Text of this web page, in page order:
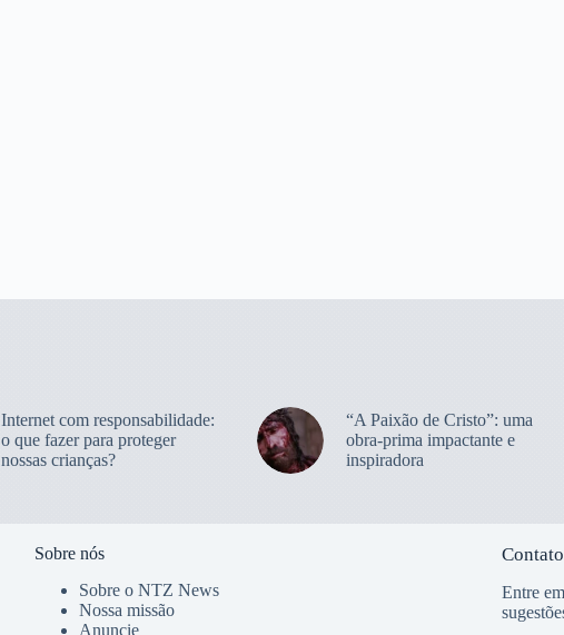
Internet com responsabilidade:
o que fazer para proteger
nossas crianças?
“A Paixão de Cristo”: uma
obra-prima impactante e
inspiradora
Sobre nós
Sobre o NTZ News
Nossa missão
Anuncie
Contato
Entre